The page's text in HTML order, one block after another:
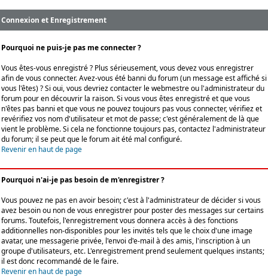
Connexion et Enregistrement
Pourquoi ne puis-je pas me connecter ?
Vous êtes-vous enregistré ? Plus sérieusement, vous devez vous enregistrer
afin de vous connecter. Avez-vous été banni du forum (un message est affiché si
vous l'êtes) ? Si oui, vous devriez contacter le webmestre ou l'administrateur du
forum pour en découvrir la raison. Si vous vous êtes enregistré et que vous
n'êtes pas banni et que vous ne pouvez toujours pas vous connecter, vérifiez et
revérifiez vos nom d'utilisateur et mot de passe; c'est généralement de là que
vient le problème. Si cela ne fonctionne toujours pas, contactez l'administrateur
du forum; il se peut que le forum ait été mal configuré.
Revenir en haut de page
Pourquoi n'ai-je pas besoin de m'enregistrer ?
Vous pouvez ne pas en avoir besoin; c'est à l'administrateur de décider si vous
avez besoin ou non de vous enregistrer pour poster des messages sur certains
forums. Toutefois, l'enregistrement vous donnera accès à des fonctions
additionnelles non-disponibles pour les invités tels que le choix d'une image
avatar, une messagerie privée, l'envoi d'e-mail à des amis, l'inscription à un
groupe d'utilisateurs, etc. L'enregistrement prend seulement quelques instants;
il est donc recommandé de le faire.
Revenir en haut de page